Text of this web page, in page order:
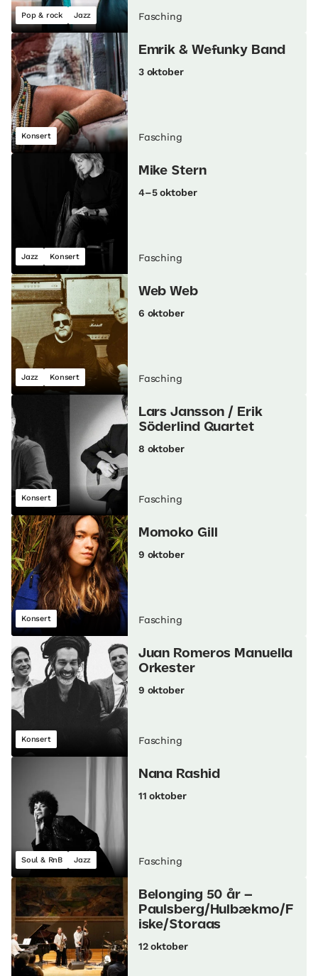
Pop & rock Jazz Fasching
Konsert
Emrik & Wefunky Band
3 oktober
Fasching
Jazz Konsert
Mike Stern
4–5 oktober
Fasching
Jazz Konsert
Web Web
6 oktober
Fasching
Konsert
Lars Jansson / Erik
Söderlind Quartet
8 oktober
Fasching
Konsert
Momoko Gill
9 oktober
Fasching
Konsert
Juan Romeros Manuella
Orkester
9 oktober
Fasching
Soul & RnB Jazz
Nana Rashid
11 oktober
Fasching
Belonging 50 år –
Paulsberg/Hulbækmo/F
iske/Storaas
12 oktober